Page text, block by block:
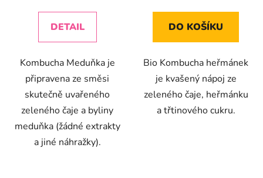
z
DETAIL
Kombucha Meduňka je
připravena ze směsi
skutečně uvařeného
zeleného čaje a byliny
meduňka (žádné extrakty
a jiné náhražky).
z
DO KOŠÍKU
Bio Kombucha heřmánek
je kvašený nápoj ze
zeleného čaje, heřmánku
a třtinového cukru.